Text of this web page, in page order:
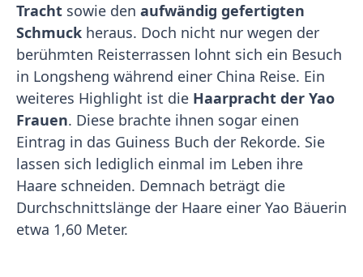
Tracht sowie den aufwändig gefertigten
Schmuck heraus. Doch nicht nur wegen der
berühmten Reisterrassen lohnt sich ein Besuch
in Longsheng während einer China Reise. Ein
weiteres Highlight ist die Haarpracht der Yao
Frauen. Diese brachte ihnen sogar einen
Eintrag in das Guiness Buch der Rekorde. Sie
lassen sich lediglich einmal im Leben ihre
Haare schneiden. Demnach beträgt die
Durchschnittslänge der Haare einer Yao Bäuerin
etwa 1,60 Meter.